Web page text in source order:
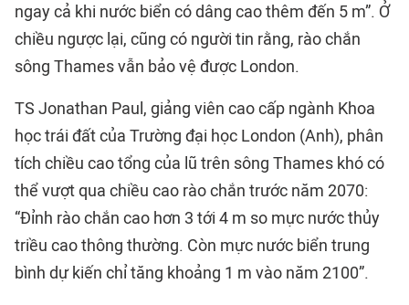
ngay cả khi nước biển có dâng cao thêm đến 5 m”. Ở
chiều ngược lại, cũng có người tin rằng, rào chắn
sông Thames vẫn bảo vệ được London.
TS Jonathan Paul, giảng viên cao cấp ngành Khoa
học trái đất của Trường đại học London (Anh), phân
tích chiều cao tổng của lũ trên sông Thames khó có
thể vượt qua chiều cao rào chắn trước năm 2070:
“Đỉnh rào chắn cao hơn 3 tới 4 m so mực nước thủy
triều cao thông thường. Còn mực nước biển trung
bình dự kiến chỉ tăng khoảng 1 m vào năm 2100”.